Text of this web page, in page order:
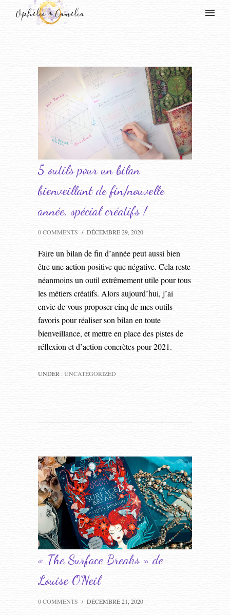
5 outils pour un bilan
bienveillant de fin/nouvelle
année, spécial créatifs !
0 COMMENTS / DÉCEMBRE 29, 2020
Faire un bilan de fin d’année peut aussi bien
être une action positive que négative. Cela reste
néanmoins un outil extrêmement utile pour tous
les métiers créatifs. Alors aujourd’hui, j’ai
envie de vous proposer cinq de mes outils
favoris pour réaliser son bilan en toute
bienveillance, et mettre en place des pistes de
réflexion et d’action concrètes pour 2021.
UNDER :UNCATEGORIZED
« The Surface Breaks » de
Louise O’Neil
0 COMMENTS / DÉCEMBRE 21, 2020